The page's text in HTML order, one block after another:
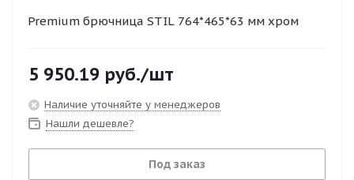
Premium брючница STIL 764*465*63 мм хром
5 950.19 руб./шт
Наличие уточняйте у менеджеров
Нашли дешевле?
Под заказ